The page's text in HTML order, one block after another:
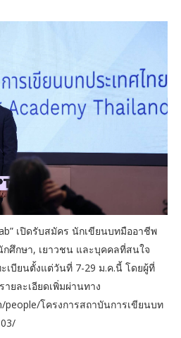
เปิดรับสมัคร นักเขียนบทมืออาชีพ
ศึกษา, เยาวชน และบุคคลที่สนใจ
เบียนตั้งแต่วันที่ 7-29 ม.ค.นี้ โดยผู้ที่
ยละเอียดเพิ่มผ่านทาง
people/โครงการสถาบันการเขียนบท